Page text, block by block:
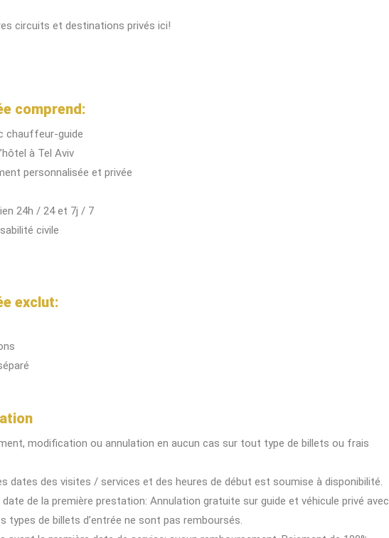
circuits et destinations privés ici!
comprend:
chauffeur-guide
à Tel Aviv
personnalisée et privée
24h / 24 et 7j / 7
civile
exclut:
modification ou annulation en aucun cas sur tout type de billets ou frais
dates des visites / services et des heures de début est soumise à disponibilité.
date de la première prestation: Annulation gratuite sur guide et véhicule privé avec
types de billets d’entrée ne sont pas remboursés.